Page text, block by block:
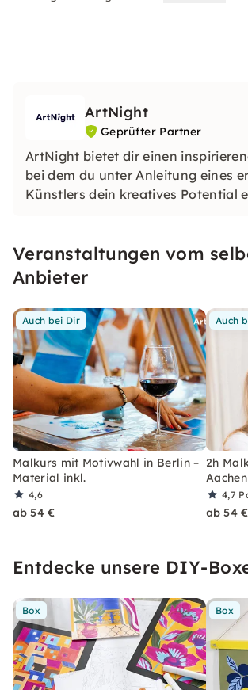
ArtNight
Geprüfter Partner
ArtNight bietet dir einen
bei dem du unter Anleitung eines
Künstlers dein kreatives Potential
jedermann, ob Anfänger oder
Veranstaltungen vom
Anbieter
Auch bei Dir
Malkurs mit Motivwahl in Berlin –
Material inkl.
4,6
ab 54 €
Auch
2h
Aachen
4,7
ab 54 €
Entdecke unsere DIY-
Box Box